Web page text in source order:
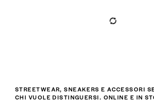
STREETWEAR, SNEAKERS E ACCESSORI
CHI VUOLE DISTINGUERSI. ONLINE E IN